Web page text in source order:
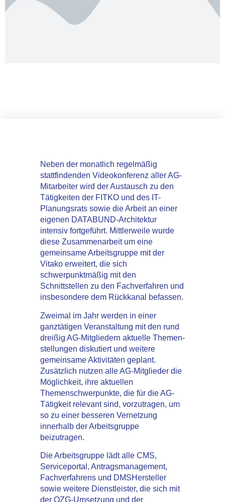
Neben der monatlich regelmäßig
stattfindenden Video­konferenz aller AG­-
Mitarbeiter wird der Austausch zu den
Tätigkeiten der FITKO und des IT­-
Planungsrats sowie die Arbeit an einer
eigenen DATABUND­-Architektur
intensiv fortgeführt. Mittlerweile wurde
diese Zusammenarbeit um eine
gemeinsame Arbeitsgruppe mit der
Vitako erweitert, die sich
schwerpunktmäßig mit den
Schnittstellen zu den Fachverfahren und
insbesondere dem Rückkanal befassen.
Zweimal im Jahr werden in einer
ganztätigen Veranstaltung mit den rund
dreißig AG­-Mitgliedern aktuelle Themen­
stellungen diskutiert und weitere
gemeinsame Aktivitäten geplant.
Zusätzlich nutzen alle AG-Mitglieder die
Möglich­keit, ihre aktuellen
Themenschwerpunkte, die für die AG­-
Tätigkeit relevant sind, vorzutragen, um
so zu einer besseren Vernetzung
innerhalb der Arbeitsgruppe
beizutragen.
Die Arbeitsgruppe lädt alle CMS­,
Serviceportal­, Antragsmanagement­,
Fachverfahrens­ und DMS­Herstel­ler
sowie weitere Dienstleister, die sich mit
der OZG­-Um­setzung und der